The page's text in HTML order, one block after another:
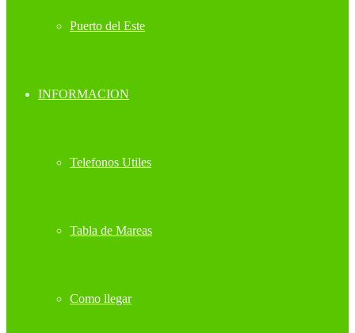
Puerto del Este
INFORMACION
Telefonos Utiles
Tabla de Mareas
Como llegar